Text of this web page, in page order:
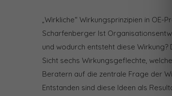
„Wirkliche“ Wirkungsprinzipien in OE-
Scharfenberger Ist
und wodurch entsteht diese
Sicht sechs Wirkungsgeflechte,
Beratern auf die zentrale Frage der
Entstanden sind diese Ideen als